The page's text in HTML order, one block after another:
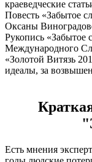
краеведческие
Повесть «Забытое
Оксаны
Рукопись «Забытое
Международного
«Золотой Витязь
идеалы, за
Есть мнения